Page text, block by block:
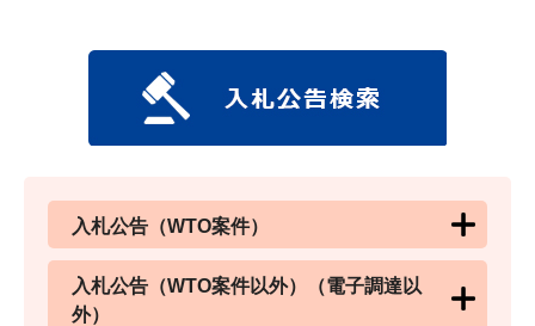
入札公告（WTO案件）
入札公告（WTO案件以外）（電子調達以
外）